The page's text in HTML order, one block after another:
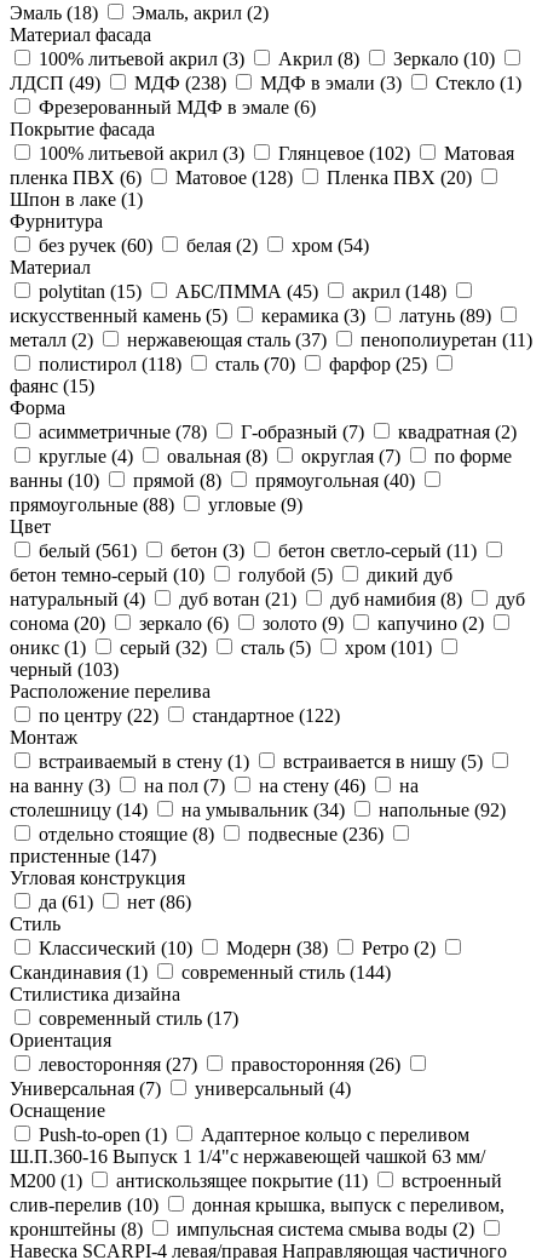
Эмаль (18) Эмаль, акрил (2)
Материал фасада
100% литьевой акрил (3) Акрил (8) Зеркало (10)
ЛДСП (49) МДФ (238) МДФ в эмали (3) Стекло (1)
Фрезерованный МДФ в эмале (6)
Покрытие фасада
100% литьевой акрил (3) Глянцевое (102)
Матовая
пленка ПВХ (6) Матовое (128) Пленка ПВХ (20)
Шпон в лаке (1)
Фурнитура
без ручек (60) белая (2) хром (54)
Материал
polytitan (15) АБС/ПММА (45) акрил (148)
искусственный камень (5) керамика (3) латунь (89)
металл (2) нержавеющая сталь (37) пенополиуретан (11)
полистирол (118) сталь (70) фарфор (25)
фаянс (15)
Форма
асимметричные (78) Г-образный (7) квадратная (2)
круглые (4) овальная (8) округлая (7)
по форме
ванны (10) прямой (8) прямоугольная (40)
прямоугольные (88) угловые (9)
Цвет
белый (561) бетон (3) бетон светло-серый (11)
бетон темно-серый (10) голубой (5)
дикий дуб
натуральный (4) дуб вотан (21) дуб намибия (8)
дуб
сонома (20) зеркало (6) золото (9) капучино (2)
оникс (1) серый (32) сталь (5) хром (101)
черный (103)
Расположение перелива
по центру (22) стандартное (122)
Монтаж
встраиваемый в стену (1) встраивается в нишу (5)
на ванну (3) на пол (7) на стену (46)
на
столешницу (14) на умывальник (34) напольные (92)
отдельно стоящие (8) подвесные (236)
пристенные (147)
Угловая конструкция
да (61) нет (86)
Стиль
Классический (10) Модерн (38) Ретро (2)
Скандинавия (1) современный стиль (144)
Стилистика дизайна
современный стиль (17)
Ориентация
левосторонняя (27) правосторонняя (26)
Универсальная (7) универсальный (4)
Оснащение
Push-to-open (1)
Адаптерное кольцо с переливом
Ш.П.360-16 Выпуск 1 1/4"с нержавеющей чашкой 63 мм/
М200 (1) антискользящее покрытие (11)
встроенный
слив-перелив (10)
донная крышка, выпуск с переливом,
кронштейны (8) импульсная система смыва воды (2)
Навеска SCARPI-4 левая/правая Направляющая частичного